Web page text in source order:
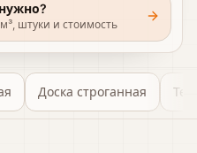
штуки и стоимость
Доска строганная